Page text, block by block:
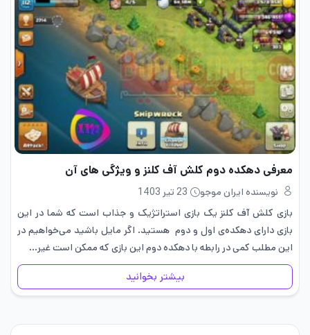
معرفی دهکده دوم کلش آف کلنز و ویژگی های آن
نویسنده ایران موجو
23 تیر 1403
بازی کلش آف کلنز یک بازی استراتژیک و جذاب است که شما در این
بازی دارای دهکده‌ی اول و دوم هستید. اگر مایل باشید می‌خواهیم در
این مطلب کمی در رابطه با دهکده‌ دوم این بازی که ممکن است غیر…
بیشتر بخوانید